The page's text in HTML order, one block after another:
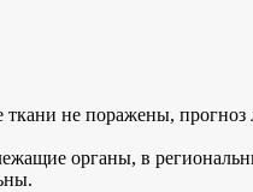
не поражены,
органы, в